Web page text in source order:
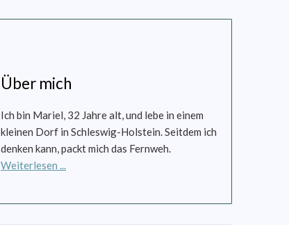
Über mich
Ich bin Mariel, 32 Jahre alt, und lebe in einem
kleinen Dorf in Schleswig-Holstein. Seitdem ich
denken kann, packt mich das Fernweh.
Weiterlesen ...